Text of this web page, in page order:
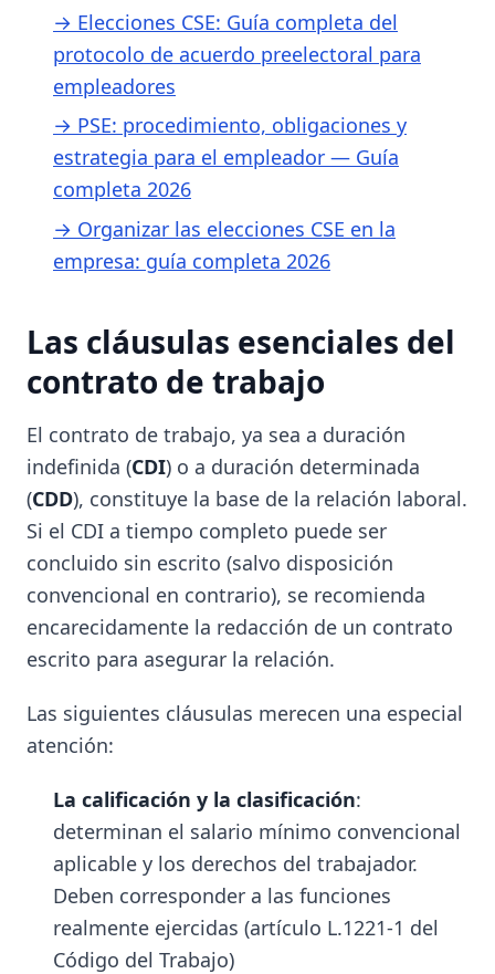
→ Elecciones CSE: Guía completa del
protocolo de acuerdo preelectoral para
empleadores
→ PSE: procedimiento, obligaciones y
estrategia para el empleador — Guía
completa 2026
→ Organizar las elecciones CSE en la
empresa: guía completa 2026
Las cláusulas esenciales del
contrato de trabajo
El contrato de trabajo, ya sea a duración
indefinida (CDI) o a duración determinada
(CDD), constituye la base de la relación laboral.
Si el CDI a tiempo completo puede ser
concluido sin escrito (salvo disposición
convencional en contrario), se recomienda
encarecidamente la redacción de un contrato
escrito para asegurar la relación.
Las siguientes cláusulas merecen una especial
atención:
La calificación y la clasificación:
determinan el salario mínimo convencional
aplicable y los derechos del trabajador.
Deben corresponder a las funciones
realmente ejercidas (artículo L.1221-1 del
Código del Trabajo)